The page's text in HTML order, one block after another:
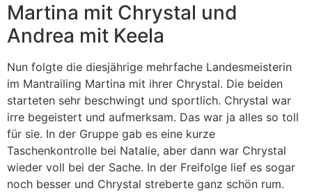
Martina mit Chrystal und
Andrea mit Keela
Nun folgte die diesjährige mehrfache Landesmeisterin
im Mantrailing Martina mit ihrer Chrystal. Die beiden
starteten sehr beschwingt und sportlich. Chrystal war
irre begeistert und aufmerksam. Das war ja alles so toll
für sie. In der Gruppe gab es eine kurze
Taschenkontrolle bei Natalie, aber dann war Chrystal
wieder voll bei der Sache. In der Freifolge lief es sogar
noch besser und Chrystal streberte ganz schön rum.